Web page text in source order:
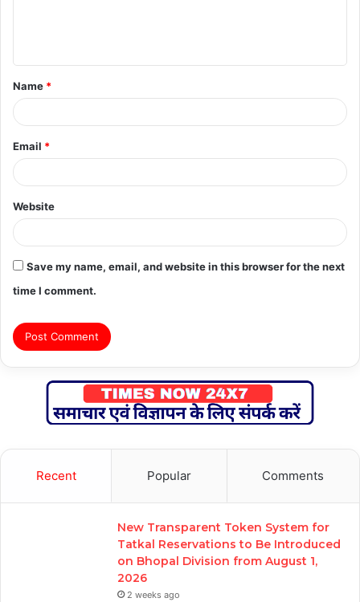
t
*
Name *
Email *
Website
Save my name, email, and website in this browser for the next
time I comment.
Recent Popular Comments
New Transparent Token System for
Tatkal Reservations to Be Introduced
on Bhopal Division from August 1,
2026
2 weeks ago